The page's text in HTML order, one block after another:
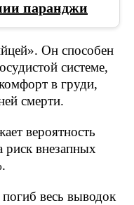
паранджи
Он способен
системе,
в груди,
смерти.
вероятность
риск внезапных
весь выводок